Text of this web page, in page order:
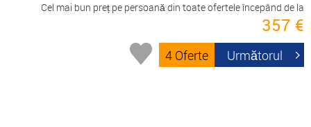
Cel mai bun preț pe persoană din toate ofertele începând de la
357 €
4 Oferte Următorul